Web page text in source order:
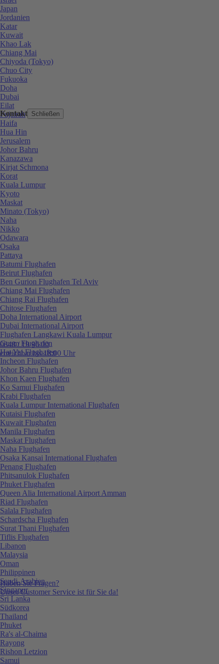
Kontakt Schließen
0848 / 19 96 00
erreichbar bis 18:00 Uhr
Haben Sie Fragen?
Unser Customer Service ist für Sie da!
Japan
Jordanien
Katar
Kuwait
Khao Lak
Chiang Mai
Chiyoda (Tokyo)
Chuo City
Fukuoka
Doha
Dubai
Eilat
Fujairah
Haifa
Hua Hin
Jerusalem
Johor Bahru
Kanazawa
Kirjat Schmona
Korat
Kuala Lumpur
Kyoto
Maskat
Minato (Tokyo)
Naha
Nikko
Odawara
Osaka
Pattaya
Batumi Flughafen
Beirut Flughafen
Ben Gurion Flughafen Tel Aviv
Chiang Mai Flughafen
Chiang Rai Flughafen
Chitose Flughafen
Doha International Airport
Dubai International Airport
Flughafen Langkawi Kuala Lumpur
Guam Flughafen
Hat Yai Flughafen
Incheon Flughafen
Johor Bahru Flughafen
Khon Kaen Flughafen
Ko Samui Flughafen
Krabi Flughafen
Kuala Lumpur International Flughafen
Kutaisi Flughafen
Kuwait Flughafen
Manila Flughafen
Maskat Flughafen
Naha Flughafen
Osaka Kansai International Flughafen
Penang Flughafen
Phitsanulok Flughafen
Phuket Flughafen
Queen Alia International Airport Amman
Riad Flughafen
Salala Flughafen
Schardscha Flughafen
Surat Thani Flughafen
Tiflis Flughafen
Libanon
Malaysia
Oman
Philippinen
Saudi-Arabien
Singapur
Sri Lanka
Südkorea
Thailand
Phuket
Ra's al-Chaima
Rayong
Rishon Letzion
Samui